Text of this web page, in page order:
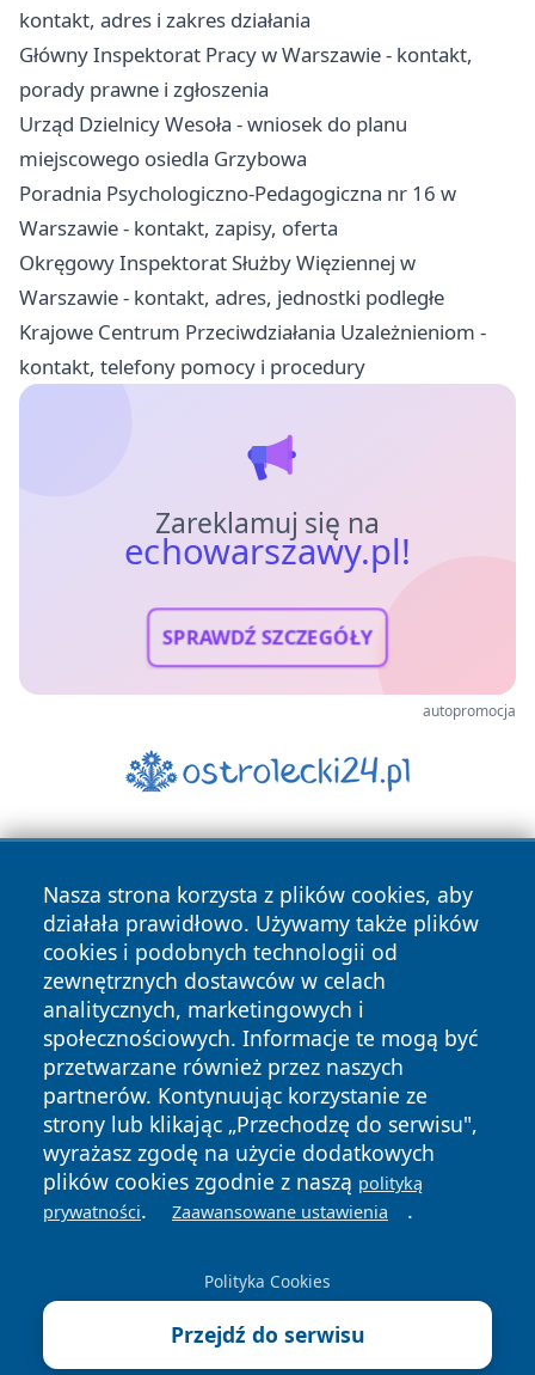
kontakt, adres i zakres działania
Główny Inspektorat Pracy w Warszawie - kontakt,
porady prawne i zgłoszenia
Urząd Dzielnicy Wesoła - wniosek do planu
miejscowego osiedla Grzybowa
Poradnia Psychologiczno-Pedagogiczna nr 16 w
Warszawie - kontakt, zapisy, oferta
Okręgowy Inspektorat Służby Więziennej w
Warszawie - kontakt, adres, jednostki podległe
Krajowe Centrum Przeciwdziałania Uzależnieniom -
kontakt, telefony pomocy i procedury
Zareklamuj się na
echowarszawy.pl!
SPRAWDŹ SZCZEGÓŁY
autopromocja
Nasza strona korzysta z plików cookies, aby
działała prawidłowo. Używamy także plików
cookies i podobnych technologii od
zewnętrznych dostawców w celach
analitycznych, marketingowych i
społecznościowych. Informacje te mogą być
przetwarzane również przez naszych
partnerów. Kontynuując korzystanie ze
strony lub klikając „Przechodzę do serwisu",
wyrażasz zgodę na użycie dodatkowych
plików cookies zgodnie z naszą polityką
prywatności. Zaawansowane ustawienia .
Polityka Cookies
Przejdź do serwisu
Copyright © 2026 echowarszawy.pl Wszystkie prawa
zastrzeżone.
News Autorzy
Polityka
Prywatności
Polityka
Cookies